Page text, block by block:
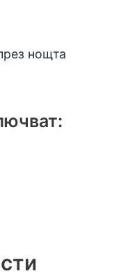
нощта